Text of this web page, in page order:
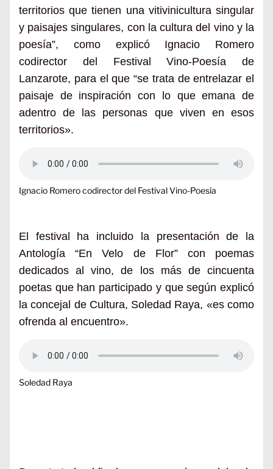
territorios que tienen una vitivinicultura singular
y paisajes singulares, con la cultura del vino y la
poesía”, como explicó Ignacio Romero
codirector del Festival Vino-Poesía de
Lanzarote, para el que “se trata de entrelazar el
paisaje de inspiración con lo que emana de
adentro de las personas que viven en esos
territorios».
Ignacio Romero codirector del Festival Vino-Poesía
El festival ha incluido la presentación de la
Antología “En Velo de Flor” con poemas
dedicados al vino, de los más de cincuenta
poetas que han participado y que según explicó
la concejal de Cultura, Soledad Raya, «es como
ofrenda al encuentro».
Soledad Raya